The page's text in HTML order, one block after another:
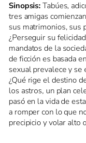
Sinopsis:Tabúes,
tres amigas
sus matrimonios, sus
¿Perseguir su
mandatos de la
de ficción es basada
sexual prevalece y se
¿Qué rige el destino
los astros, un plan
pasó en la vida de
a romper con lo que
precipicio y volar alto